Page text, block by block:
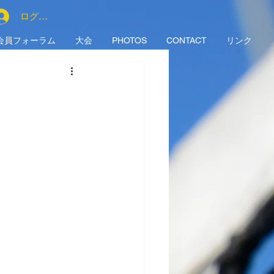
員フォーラム 大会 PHOTOS CONTACT リンク
ログイン